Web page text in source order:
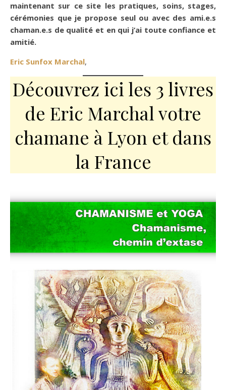
maintenant sur ce site les pratiques, soins, stages,
cérémonies que je propose seul ou avec des ami.e.s
chaman.e.s de qualité et en qui j’ai toute confiance et
amitié.
Eric Sunfox Marchal,
Découvrez ici les 3 livres
de Eric Marchal votre
chamane à Lyon et dans
la France